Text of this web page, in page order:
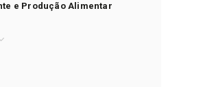
e Produção Alimentar